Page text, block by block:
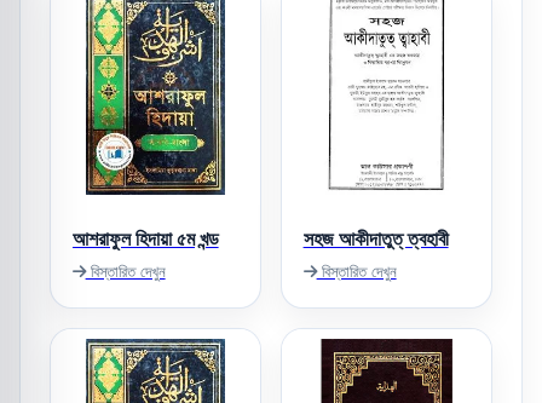
আশরাফুল হিদায়া ৫ম খন্ড
বিস্তারিত দেখুন
সহজ আকীদাতুত্ ‌ত্বহাবী
বিস্তারিত দেখুন